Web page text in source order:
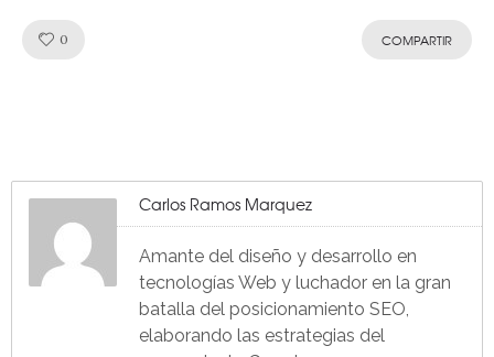
0 COMPARTIR
Carlos Ramos Marquez
Amante del diseño y desarrollo en
tecnologías Web y luchador en la gran
batalla del posicionamiento SEO,
elaborando las estrategias del